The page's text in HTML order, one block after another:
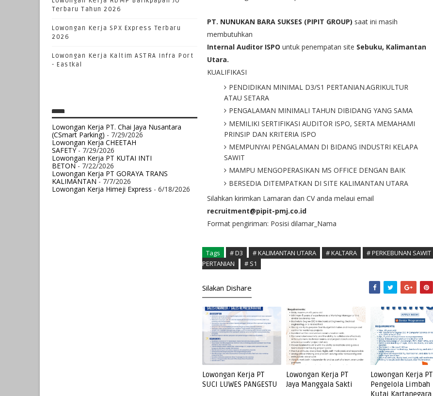
Terbaru Tahun 2026
Lowongan Kerja SPX Express Terbaru
2026
Lowongan Kerja Kaltim ASTRA Infra Port
- Eastkal
Lowongan Kerja PT. Chai Jaya Nusantara
(CSmart Parking) - 7/29/2026
Lowongan Kerja CHEETAH
SAFETY- 7/29/2026
Lowongan Kerja PT KUTAI INTI
BETON- 7/22/2026
Lowongan Kerja PT GORAYA TRANS
KALIMANTAN- 7/7/2026
Lowongan Kerja Himeji Express - 6/18/2026
PT. NUNUKAN BARA SUKSES (PIPIT GROUP) saat ini masih
membutuhkan
Internal Auditor ISPO untuk penempatan site Sebuku, Kalimantan
Utara.
KUALIFIKASI
PENDIDIKAN MINIMAL D3/S1 PERTANIAN.AGRIKULTUR
ATAU SETARA
PENGALAMAN MINIMALI TAHUN DIBIDANG YANG SAMA
MEMILIKI SERTIFIKASI AUDITOR ISPO, SERTA MEMAHAMI
PRINSIP DAN KRITERIA ISPO
MEMPUNYAI PENGALAMAN DI BIDANG INDUSTRI KELAPA
SAWIT
MAMPU MENGOPERASIKAN MS OFFICE DENGAN BAIK
BERSEDIA DITEMPATKAN DI SITE KALIMANTAN UTARA
Silahkan kirimkan Lamaran dan CV anda melaui email
recruitment@pipit-pmj.co.id
Format pengiriman: Posisi dilamar_Nama
Tags # D3 # KALIMANTAN UTARA # KALTARA # PERKEBUNAN SAWIT
PERTANIAN
# S1
Silakan Dishare
Lowongan Kerja PT
SUCI LUWES PANGESTU
Lowongan Kerja PT
Jaya Manggala Sakti
Lowongan Kerja PT
Pengelola Limbah
Kutai Kartanegara